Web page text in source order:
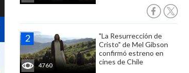
4760
"La Resurrección de
Cristo" de Mel Gibson
confirmó estreno en
cines de Chile